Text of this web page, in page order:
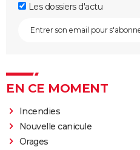
Les dossiers d'actu
EN CE MOMENT
Incendies
Nouvelle canicule
Orages